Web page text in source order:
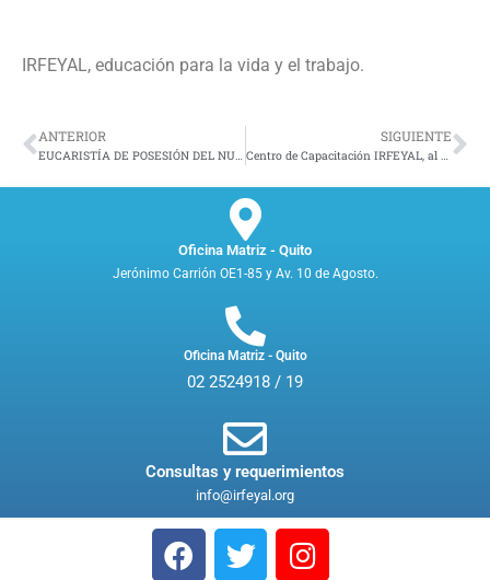
IRFEYAL, educación para la vida y el trabajo.
ANTERIOR SIGUIENTE
Oficina Matriz - Quito
Jerónimo Carrión OE1-85 y Av. 10 de Agosto.
Oficina Matriz - Quito
02 2524918 / 19
Consultas y requerimientos
info@irfeyal.org